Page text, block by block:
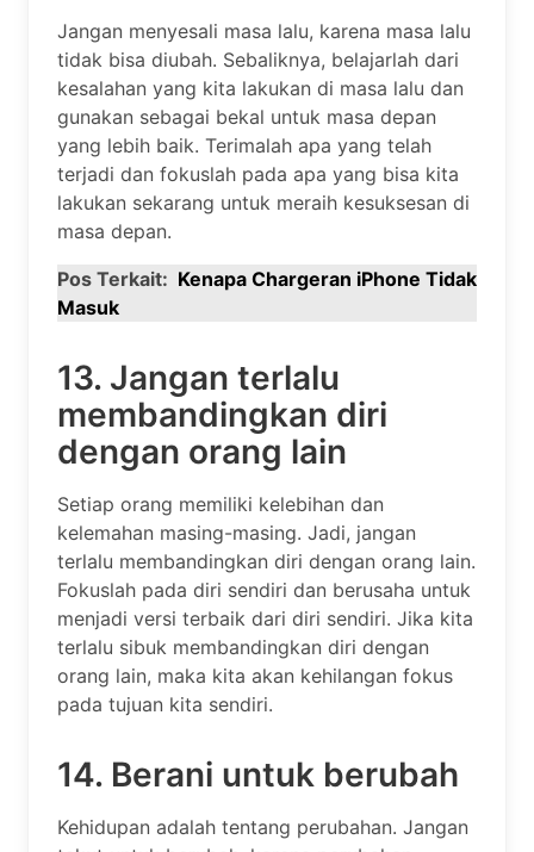
Jangan menyesali masa lalu, karena masa lalu
tidak bisa diubah. Sebaliknya, belajarlah dari
kesalahan yang kita lakukan di masa lalu dan
gunakan sebagai bekal untuk masa depan
yang lebih baik. Terimalah apa yang telah
terjadi dan fokuslah pada apa yang bisa kita
lakukan sekarang untuk meraih kesuksesan di
masa depan.
Pos Terkait: Kenapa Chargeran iPhone Tidak
Masuk
13. Jangan terlalu
membandingkan diri
dengan orang lain
Setiap orang memiliki kelebihan dan
kelemahan masing-masing. Jadi, jangan
terlalu membandingkan diri dengan orang lain.
Fokuslah pada diri sendiri dan berusaha untuk
menjadi versi terbaik dari diri sendiri. Jika kita
terlalu sibuk membandingkan diri dengan
orang lain, maka kita akan kehilangan fokus
pada tujuan kita sendiri.
14. Berani untuk berubah
Kehidupan adalah tentang perubahan. Jangan